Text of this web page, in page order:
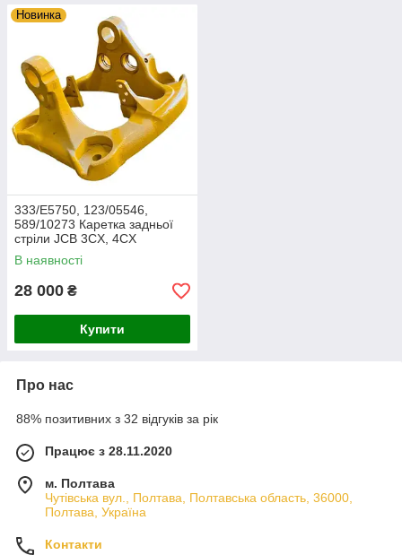
Новинка
333/E5750, 123/05546,
589/10273 Каретка задньої
стріли JCB 3CX, 4CX
В наявності
28 000 ₴
Купити
Про нас
88% позитивних з 32 відгуків за рік
Працює з 28.11.2020
м. Полтава
Чутівська вул., Полтава, Полтавська область, 36000,
Полтава, Україна
Контакти